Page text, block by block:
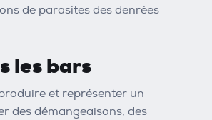
de parasites des denrées
les bars
et représenter un
des démangeaisons, des